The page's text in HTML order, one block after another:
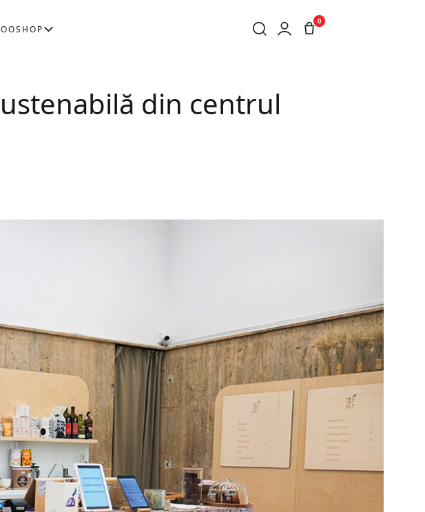
SHOP
0
BUCUREȘTIULUI
din centrul